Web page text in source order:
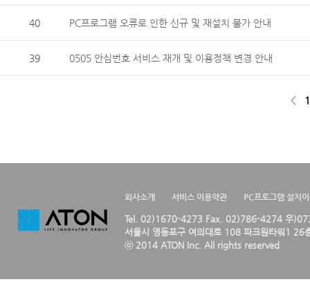
40 PC프로그램 오류로 인한 신규 및 재설치 불가 안내
39 0505 안심번호 서비스 재개 및 이용정책 변경 안내
< 1
회사소개 서비스 이용약관 PC프로그램 설치
Tel. 02)1670-4273 Fax. 02)786-4274 우
서울시 영등포구 여의대로 108 파크원타워1 26
ⓒ 2014 ATON Inc. All rights reserved